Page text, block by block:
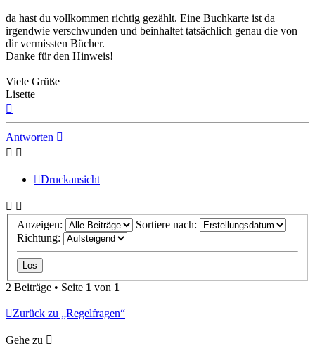
da hast du vollkommen richtig gezählt. Eine Buchkarte ist da
irgendwie verschwunden und beinhaltet tatsächlich genau die von
dir vermissten Bücher.
Danke für den Hinweis!
Viele Grüße
Lisette
Antworten
Druckansicht
Anzeigen:
Sortiere nach:
Richtung:
2 Beiträge • Seite 1 von 1
Zurück zu „Regelfragen“
Gehe zu